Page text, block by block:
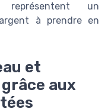
représentent un
à prendre en
et
aux